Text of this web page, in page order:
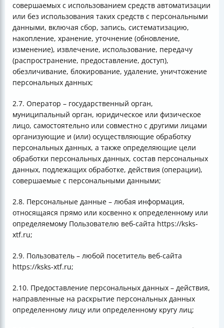
совершаемых с использованием средств автоматизации
или без использования таких средств с персональными
данными, включая сбор, запись, систематизацию,
накопление, хранение, уточнение (обновление,
изменение), извлечение, использование, передачу
(распространение, предоставление, доступ),
обезличивание, блокирование, удаление, уничтожение
персональных данных;
2.7. Оператор – государственный орган,
муниципальный орган, юридическое или физическое
лицо, самостоятельно или совместно с другими лицами
организующие и (или) осуществляющие обработку
персональных данных, а также определяющие цели
обработки персональных данных, состав персональных
данных, подлежащих обработке, действия (операции),
совершаемые с персональными данными;
2.8. Персональные данные – любая информация,
относящаяся прямо или косвенно к определенному или
определяемому Пользователю веб-сайта https://ksks-
xtf.ru;
2.9. Пользователь – любой посетитель веб-сайта
https://ksks-xtf.ru;
2.10. Предоставление персональных данных – действия,
направленные на раскрытие персональных данных
определенному лицу или определенному кругу лиц;